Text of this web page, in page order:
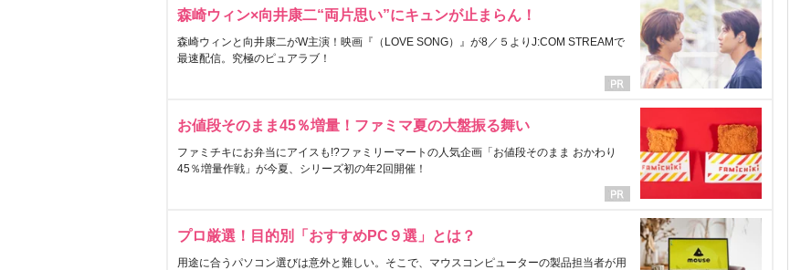
森崎ウィン×向井康二“両片思い”にキュンが止まらん！
森崎ウィンと向井康二がW主演！映画『（LOVE SONG）』が8／５よりJ:COM STREAMで
最速配信。究極のピュアラブ！
お値段そのまま45％増量！ファミマ夏の大盤振る舞い
ファミチキにお弁当にアイスも!?ファミリーマートの人気企画「お値段そのまま おかわり
45％増量作戦」が今夏、シリーズ初の年2回開催！
プロ厳選！目的別「おすすめPC９選」とは？
用途に合うパソコン選びは意外と難しい。そこで、マウスコンピューターの製品担当者が用